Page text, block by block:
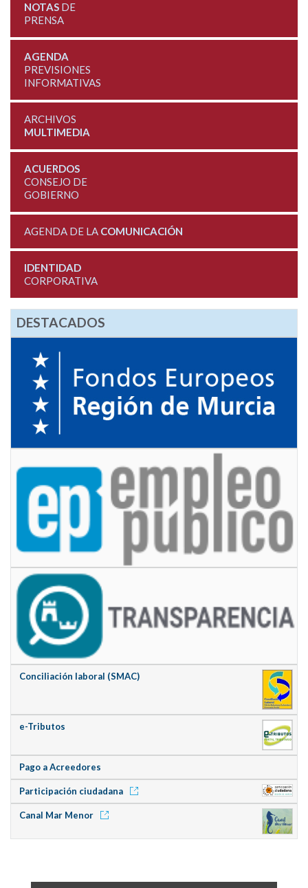
NOTASDE
PRENSA
AGENDA
PREVISIONES
INFORMATIVAS
ARCHIVOS
MULTIMEDIA
ACUERDOS
CONSEJO DE
GOBIERNO
AGENDA DE LA COMUNICACIÓN
IDENTIDAD
CORPORATIVA
DESTACADOS
Conciliación laboral (SMAC)
e-Tributos
Pago a Acreedores
Participación ciudadana
Canal Mar Menor